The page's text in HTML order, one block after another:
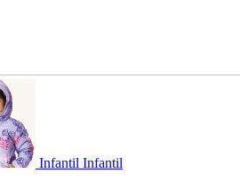
Infantil Infantil